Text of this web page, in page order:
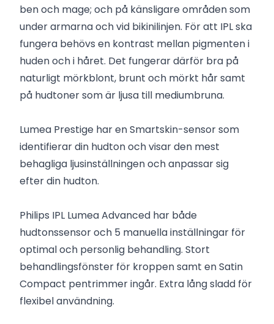
ben och mage; och på känsligare områden som
under armarna och vid bikinilinjen. För att IPL ska
fungera behövs en kontrast mellan pigmenten i
huden och i håret. Det fungerar därför bra på
naturligt mörkblont, brunt och mörkt hår samt
på hudtoner som är ljusa till mediumbruna.
Lumea Prestige har en Smartskin-sensor som
identifierar din hudton och visar den mest
behagliga ljusinställningen och anpassar sig
efter din hudton.
Philips IPL Lumea Advanced har både
hudtonssensor och 5 manuella inställningar för
optimal och personlig behandling. Stort
behandlingsfönster för kroppen samt en Satin
Compact pentrimmer ingår. Extra lång sladd för
flexibel användning.